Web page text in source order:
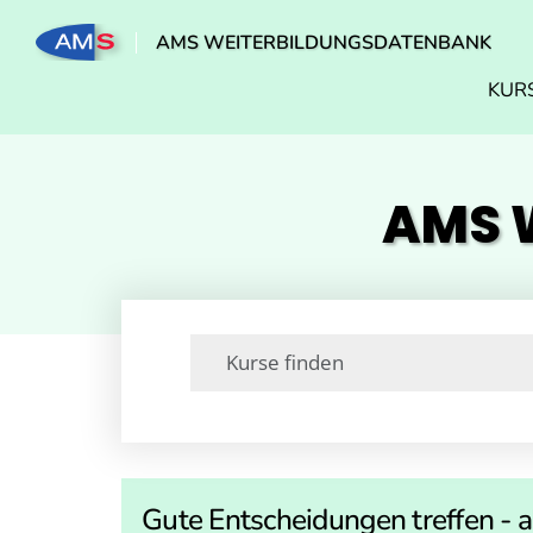
AMS WEITERBILDUNGSDATENBANK
AMS
Gute Entscheidungen treffen -